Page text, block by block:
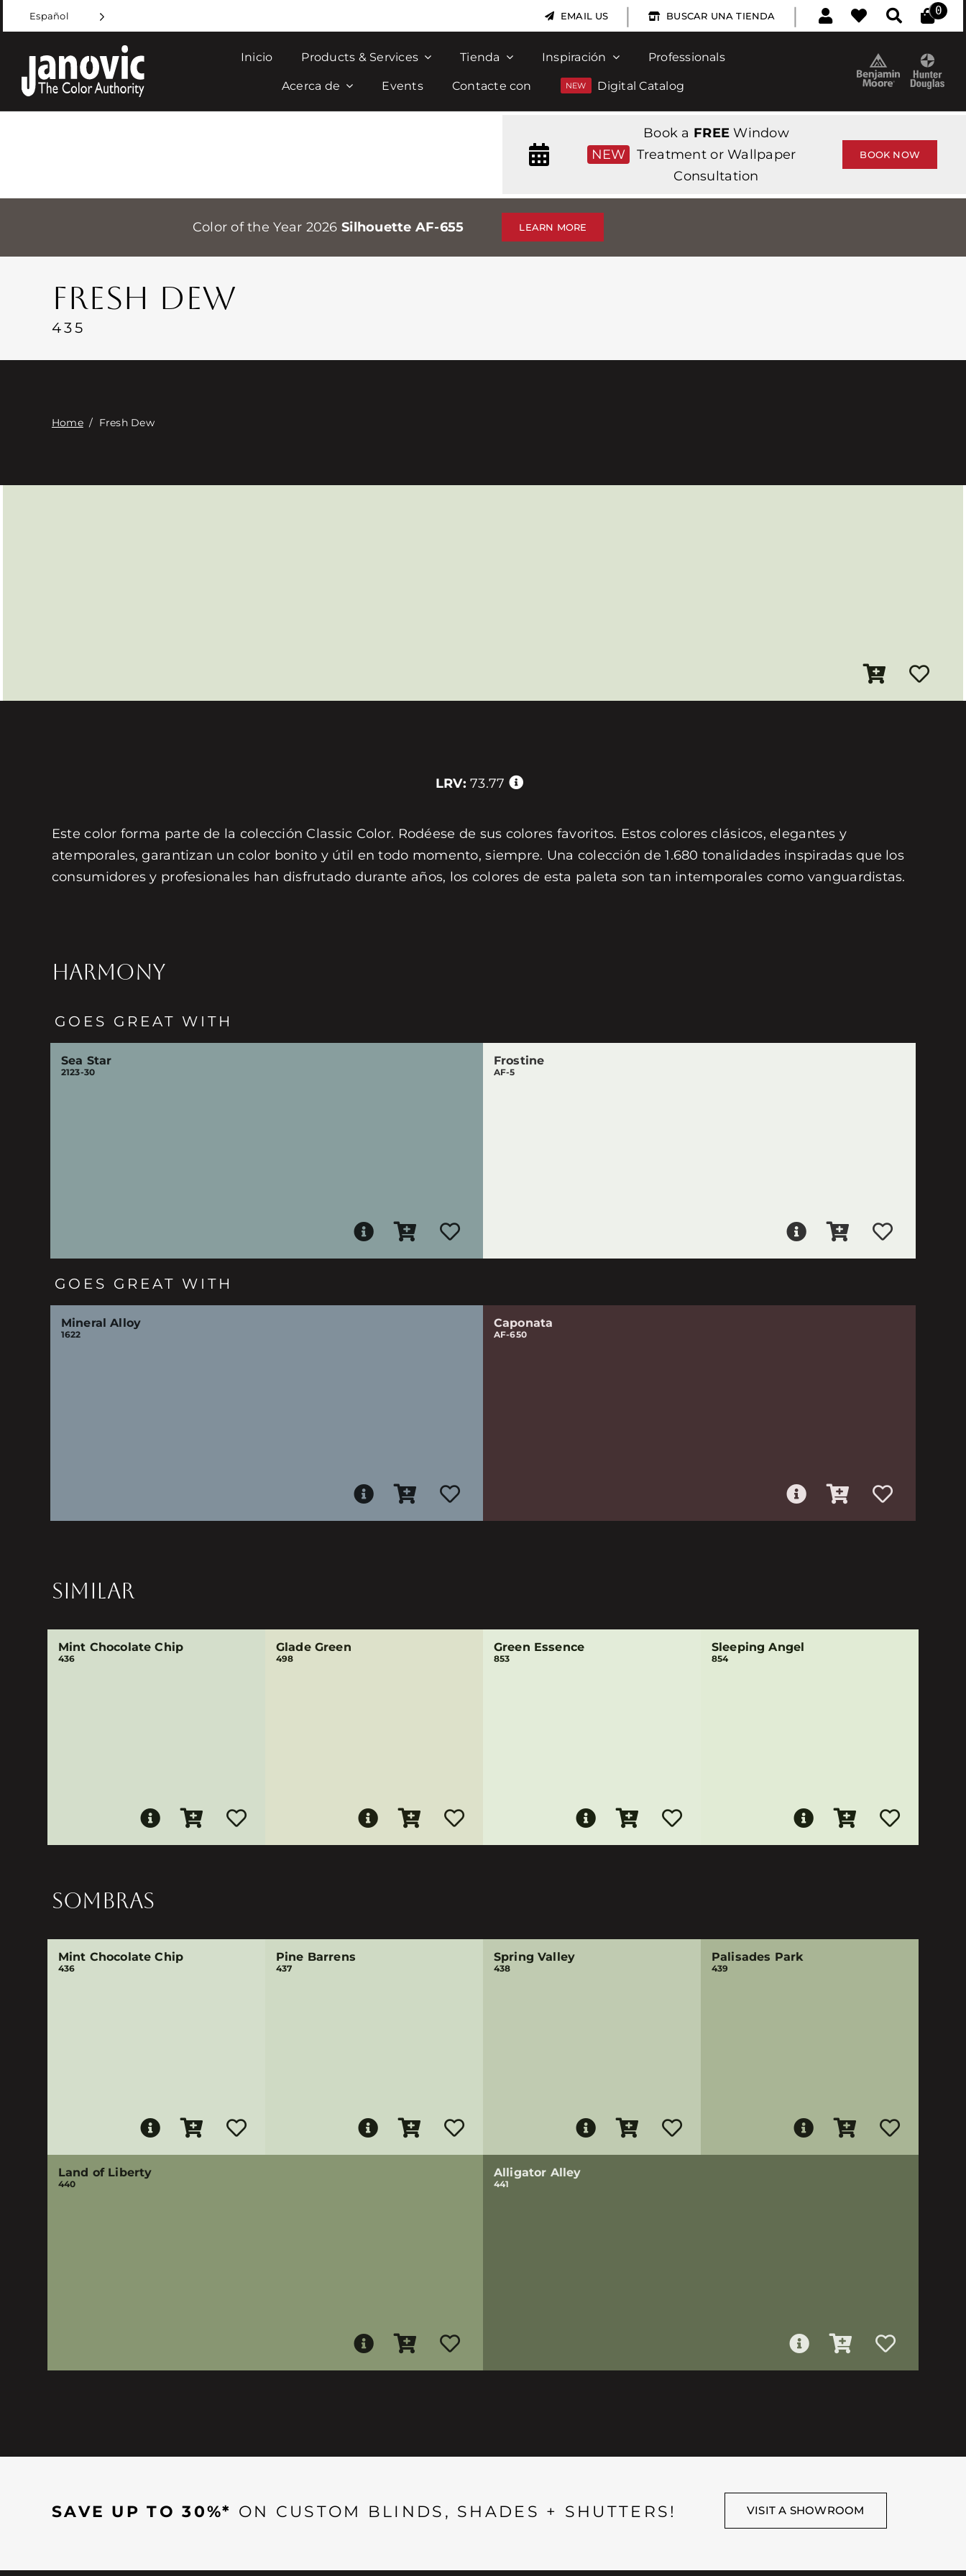
to
content
Español EMAIL US | BUSCAR UNA TIENDA | 0
Inicio Products & Services Tienda Inspiración Professionals
Acerca de Events Contacte con Digital Catalog
NEW
Book a FREE Window
Treatment or Wallpaper
Consultation
BOOK NOW
Color of the Year 2026 Silhouette AF-655 LEARN MORE
FRESH DEW
435
Home/ Fresh Dew
LRV: 73.77
Este color forma parte de la colección Classic Color. Rodéese de sus colores favoritos. Estos colores clásicos, elegantes y
atemporales, garantizan un color bonito y útil en todo momento, siempre. Una colección de 1.680 tonalidades inspiradas que los
consumidores y profesionales han disfrutado durante años, los colores de esta paleta son tan intemporales como vanguardistas.
HARMONY
GOES GREAT WITH
Sea Star
2123-30
Frostine
AF-5
GOES GREAT WITH
Mineral Alloy
1622
Caponata
AF-650
SIMILAR
Mint Chocolate Chip
436
Glade Green
498
Green Essence
853
Sleeping Angel
854
SOMBRAS
Mint Chocolate Chip
436
Pine Barrens
437
Spring Valley
438
Palisades Park
439
Land of Liberty
440
Alligator Alley
441
SAVE UP TO 30%* ON CUSTOM BLINDS, SHADES + SHUTTERS! VISIT A SHOWROOM